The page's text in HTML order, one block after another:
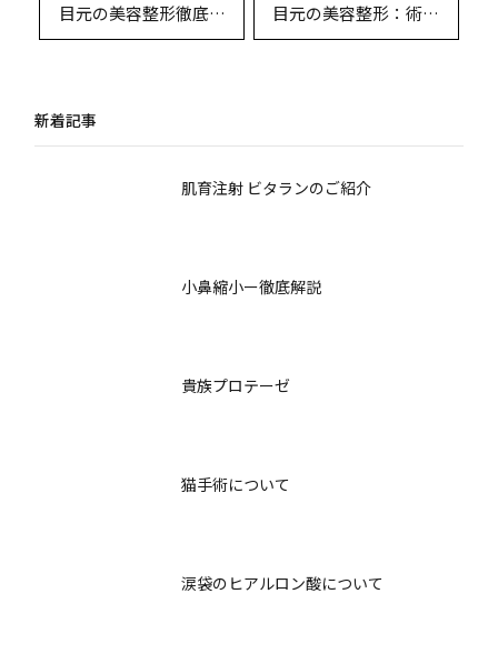
目元の美容整形徹底ガ
イド：症例・術式・患
目元の美容整形：術後
ケアと生活指導の徹底
新着記事
肌育注射 ビタランのご紹介
小鼻縮小ー徹底解説
貴族プロテーゼ
猫手術について
涙袋のヒアルロン酸について